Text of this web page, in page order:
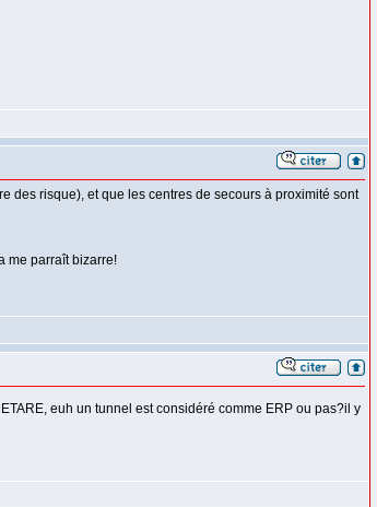
des risque), et que les centres de secours à proximité sont
me parraît bizarre!
euh un tunnel est considéré comme ERP ou pas?il y